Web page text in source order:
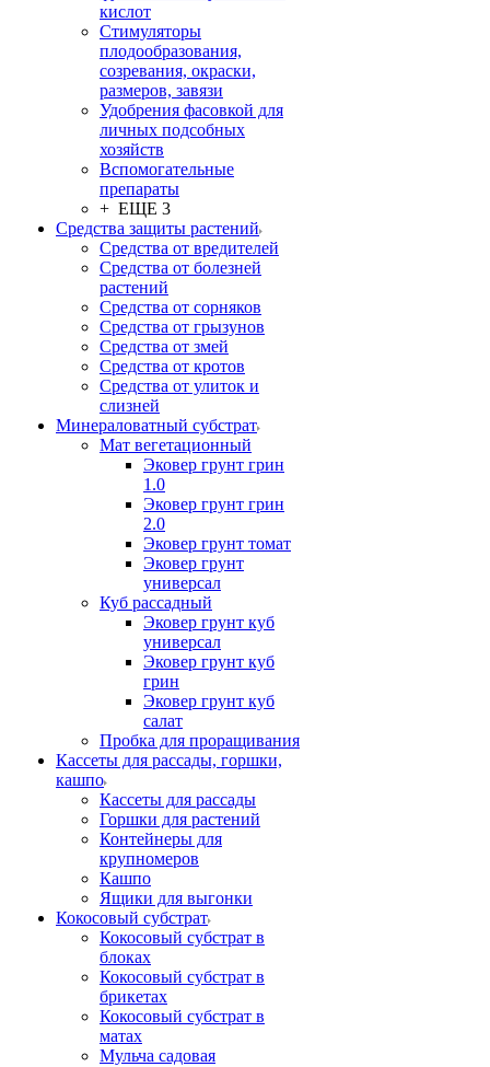
кислот
Стимуляторы
плодообразования,
созревания, окраски,
размеров, завязи
Удобрения фасовкой для
личных подсобных
хозяйств
Вспомогательные
препараты
+ ЕЩЕ 3
Средства защиты растений
Средства от вредителей
Средства от болезней
растений
Средства от сорняков
Средства от грызунов
Средства от змей
Средства от кротов
Средства от улиток и
слизней
Минераловатный субстрат
Мат вегетационный
Эковер грунт грин
1.0
Эковер грунт грин
2.0
Эковер грунт томат
Эковер грунт
универсал
Куб рассадный
Эковер грунт куб
универсал
Эковер грунт куб
грин
Эковер грунт куб
салат
Пробка для проращивания
Кассеты для рассады, горшки,
кашпо
Кассеты для рассады
Горшки для растений
Контейнеры для
крупномеров
Кашпо
Ящики для выгонки
Кокосовый субстрат
Кокосовый субстрат в
блоках
Кокосовый субстрат в
брикетах
Кокосовый субстрат в
матах
Мульча садовая